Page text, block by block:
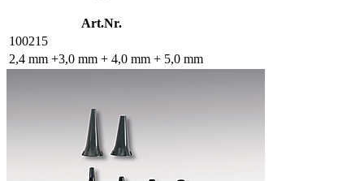
Art.Nr.
100215
2,4 mm +3,0 mm + 4,0 mm + 5,0 mm